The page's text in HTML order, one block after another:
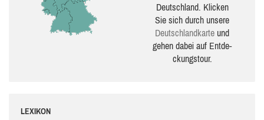
Deutschland. Klicken
Sie sich durch unsere
Deutsch­land­karte und
gehen dabei auf Ent­de­
ckungs­tour.
LEXIKON